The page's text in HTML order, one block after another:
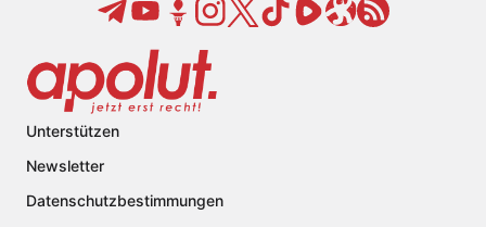
Unterstützen
Newsletter
Datenschutzbestimmungen